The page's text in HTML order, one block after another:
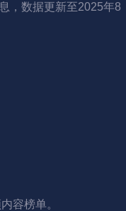
，数据更新至2025年8
容榜单。